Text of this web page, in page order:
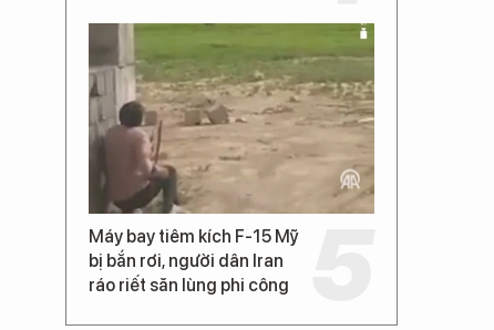
Máy bay tiêm kích F-15 Mỹ
bị bắn rơi, người dân Iran
ráo riết săn lùng phi công